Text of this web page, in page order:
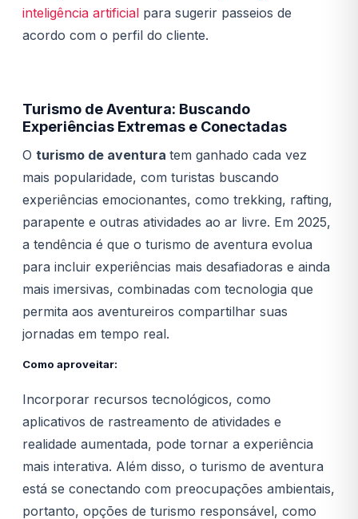
inteligência artificial para sugerir passeios de
acordo com o perfil do cliente.
Turismo de Aventura: Buscando
Experiências Extremas e Conectadas
O turismo de aventura tem ganhado cada vez
mais popularidade, com turistas buscando
experiências emocionantes, como trekking, rafting,
parapente e outras atividades ao ar livre. Em 2025,
a tendência é que o turismo de aventura evolua
para incluir experiências mais desafiadoras e ainda
mais imersivas, combinadas com tecnologia que
permita aos aventureiros compartilhar suas
jornadas em tempo real.
Como aproveitar:
Incorporar recursos tecnológicos, como
aplicativos de rastreamento de atividades e
realidade aumentada, pode tornar a experiência
mais interativa. Além disso, o turismo de aventura
está se conectando com preocupações ambientais,
portanto, opções de turismo responsável, como